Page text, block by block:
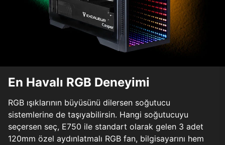
En Havalı RGB Deneyimi
RGB ışıklarının büyüsünü dilersen soğutucu
sistemlerine de taşıyabilirsin. Hangi soğutucuyu
seçersen seç, E750 ile standart olarak gelen 3 adet
120mm özel aydınlatmalı RGB fan, bilgisayarını hem